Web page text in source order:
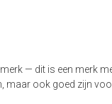
— dit is een merk
maar ook goed zijn